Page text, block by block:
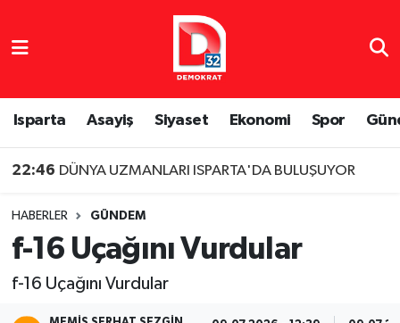
Isparta Asayiş Siyaset Ekonomi Spor
22:46 DÜNYA UZMANLARI ISPARTA'DA BULUŞUYOR
HABERLER GÜNDEM
f-16 Uçağını Vurdular
f-16 Uçağını Vurdular
Isparta Nöbetçi Eczaneler
Isparta Hava Durumu
Isparta Namaz Vakitleri
Süper Lig Puan Durumu ve Fikstür
Tüm Manşetler